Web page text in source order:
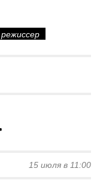
режиссер
15 июля в 11:00